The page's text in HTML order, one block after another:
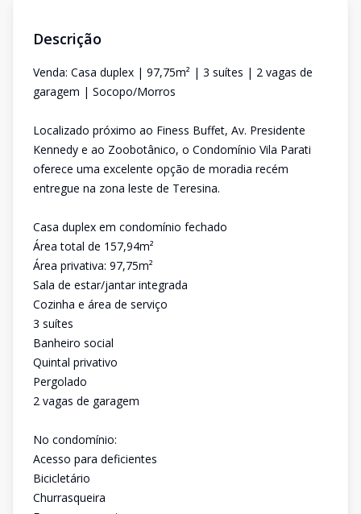
Descrição
Venda: Casa duplex | 97,75m² | 3 suítes | 2 vagas de
garagem | Socopo/Morros
Localizado próximo ao Finess Buffet, Av. Presidente
Kennedy e ao Zoobotânico, o Condomínio Vila Parati
oferece uma excelente opção de moradia recém
entregue na zona leste de Teresina.
Casa duplex em condomínio fechado
Área total de 157,94m²
Área privativa: 97,75m²
Sala de estar/jantar integrada
Cozinha e área de serviço
3 suítes
Banheiro social
Quintal privativo
Pergolado
2 vagas de garagem
No condomínio:
Acesso para deficientes
Bicicletário
Churrasqueira